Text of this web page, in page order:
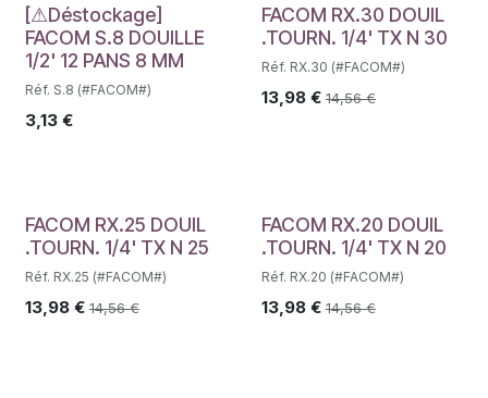
Déstockage
[⚠Déstockage]
FACOM S.8 DOUILLE
1/2' 12 PANS 8 MM
Réf. S.8 (#FACOM#)
3,13 €
FACOM RX.30 DOUIL
.TOURN. 1/4' TX N 30
Réf. RX.30 (#FACOM#)
13,98€ 14,56€
FACOM RX.25 DOUIL
.TOURN. 1/4' TX N 25
Réf. RX.25 (#FACOM#)
13,98 € 14,56€
FACOM RX.20 DOUIL
.TOURN. 1/4' TX N 20
Réf. RX.20 (#FACOM#)
13,98€ 14,56€